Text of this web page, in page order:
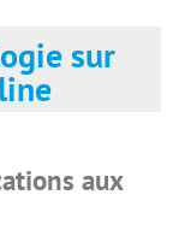
sur
aux